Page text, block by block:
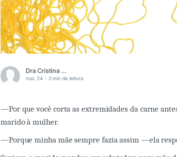
Dra Cristina Veloso
mai. 24 - 2 min de leitura
—Por que você corta as extremidades da carne
marido à mulher.
—Porque minha mãe sempre fazia assim —ela